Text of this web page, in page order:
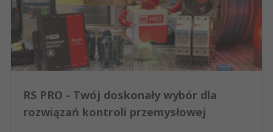
RS PRO - Twój doskonały wybór dla
rozwiązań kontroli przemysłowej